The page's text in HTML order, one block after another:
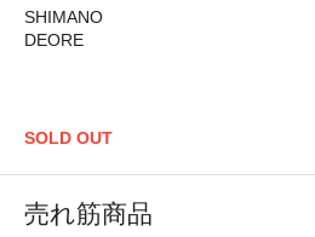
SHIMANO
DEORE
SOLD OUT
売れ筋商品